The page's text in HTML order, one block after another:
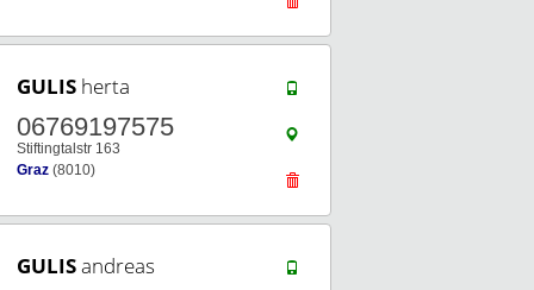
GULIS herta
06769197575
Stiftingtalstr 163
Graz (8010)
GULISandreas